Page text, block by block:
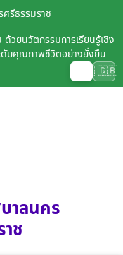
รีธรรมราช
ด้วยนวัตกรรมการเรียนรู้เชิง
ดับคุณภาพชีวิตอย่างยั่งยืน
🇹🇭🇬🇧
าลนคร
ช